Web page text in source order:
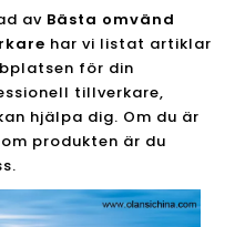
av Bästa omvänd
har vi listat artiklar
för din
tillverkare,
hjälpa dig. Om du är
produkten är du